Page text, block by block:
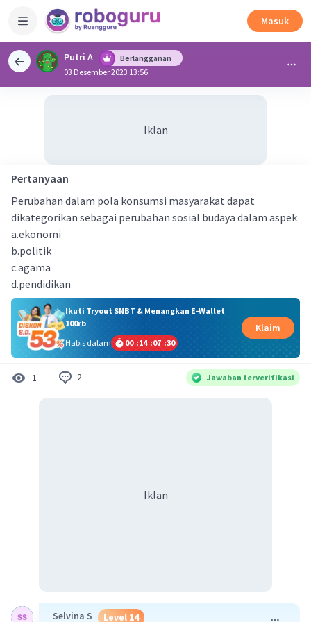
Masuk
Putri A
Berlangganan
03 Desember 2023 13:56
Iklan
Pertanyaan
Perubahan dalam pola konsumsi masyarakat dapat
dikategorikan sebagai perubahan sosial budaya dalam aspek
a.ekonomi
b.politik
c.agama
d.pendidikan
Ikuti Tryout SNBT & Menangkan E-Wallet
100rb
Habis dalam
00 :14 :07 :30
Klaim
1 2 Jawaban terverifikasi
Iklan
Selvina S Level 14